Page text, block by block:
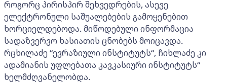
როგორც პირისპირ შეხვედრების, ასევე
ელექტრონული საშუალებების გამოყენებით
ხორციელდებოდა. მიწოდებული ინფორმაცია
სადაზვერვო ხასიათის ცნობებს მოიცავდა.
რცხილაძე “ევრაზიული ინსტიტუტს“, ჩიხლაძე კი
ადამიანის უფლებათა კავკასიური ინსტიტუტს“
ხელმძღვანელობდა.